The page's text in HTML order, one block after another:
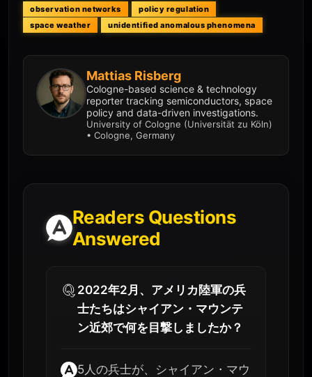
observation networks
policy regulation
space weather
unidentified anomalous phenomena
Mattias Risberg
Cologne-based science & technology
reporter tracking semiconductors, space
policy and data-driven investigations.
University of Cologne (Universität zu Köln)
• Cologne, Germany
Readers Questions
Answered
2022年2月、アメリカ陸軍の兵
士たちはシャイアン・マウンテ
ン近郊で何を目撃しましたか？
5人の兵士が、シャイアン・マウ